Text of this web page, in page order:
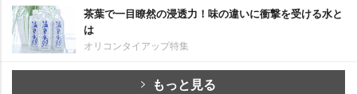
茶葉で一目瞭然の浸透力！味の違いに衝撃を受ける水と
は
オリコンタイアップ特集
もっと見る